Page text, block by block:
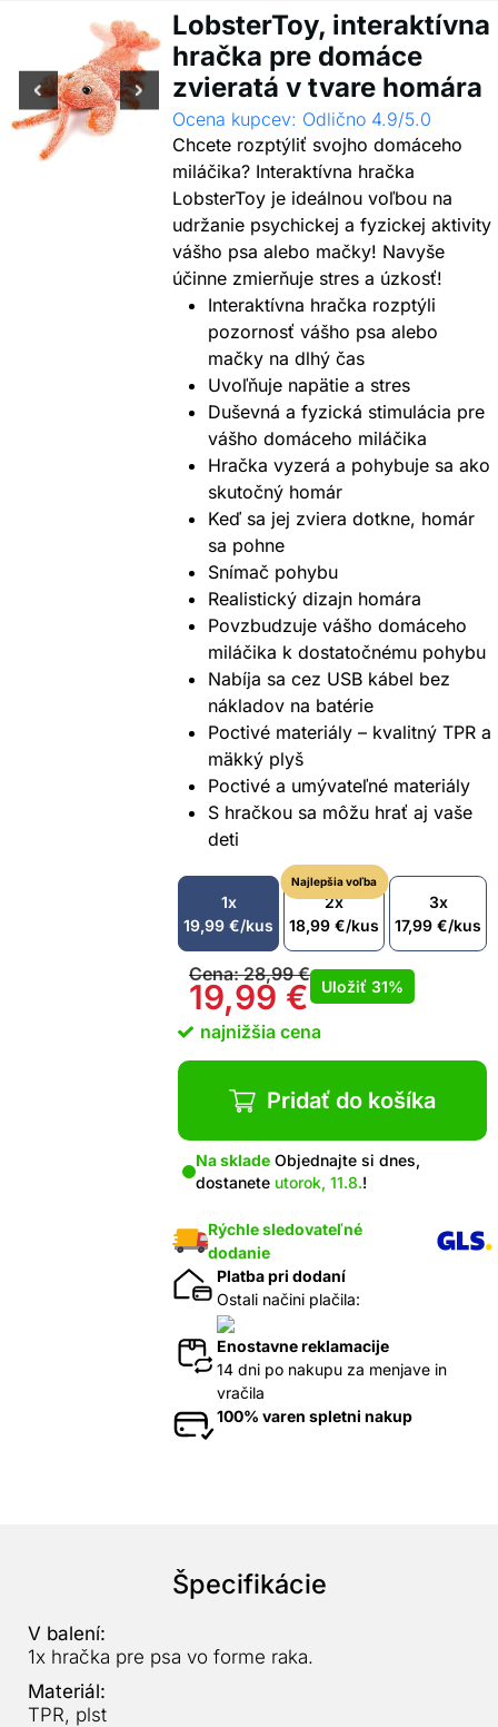
LobsterToy, interaktívna
hračka pre domáce
zvieratá v tvare homára
Ocena kupcev: Odlično 4.9/5.0
Chcete rozptýliť svojho domáceho
miláčika? Interaktívna hračka
LobsterToy je ideálnou voľbou na
udržanie psychickej a fyzickej aktivity
vášho psa alebo mačky! Navyše
účinne zmierňuje stres a úzkosť!
Interaktívna hračka rozptýli
pozornosť vášho psa alebo
mačky na dlhý čas
Uvoľňuje napätie a stres
Duševná a fyzická stimulácia pre
vášho domáceho miláčika
Hračka vyzerá a pohybuje sa ako
skutočný homár
Keď sa jej zviera dotkne, homár
sa pohne
Snímač pohybu
Realistický dizajn homára
Povzbudzuje vášho domáceho
miláčika k dostatočnému pohybu
Nabíja sa cez USB kábel bez
nákladov na batérie
Poctivé materiály – kvalitný TPR a
mäkký plyš
Poctivé a umývateľné materiály
S hračkou sa môžu hrať aj vaše
deti
1x
19,99 €/kus
Najlepšia voľba
2x
18,99 €/kus
3x
17,99 €/kus
Cena:28,99€
19,99 € Uložiť 31%
najnižšia cena
Pridať do košíka
Na sklade Objednajte si dnes,
dostanete utorok, 11.8.!
Rýchle sledovateľné
dodanie
Platba pri dodaní
Ostali načini plačila:
Enostavne reklamacije
14 dni po nakupu za menjave in
vračila
100% varen spletni nakup
Špecifikácie
V balení:
1x hračka pre psa vo forme raka.
Materiál:
TPR, plst